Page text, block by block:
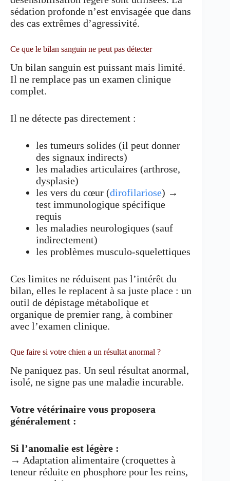
sédation profonde n’est envisagée que dans
des cas extrêmes d’agressivité.
Ce que le bilan sanguin ne peut pas détecter
Un bilan sanguin est puissant mais limité.
Il ne remplace pas un examen clinique
complet.
Il ne détecte pas directement :
les tumeurs solides (il peut donner
des signaux indirects)
les maladies articulaires (arthrose,
dysplasie)
les vers du cœur (dirofilariose) →
test immunologique spécifique
requis
les maladies neurologiques (sauf
indirectement)
les problèmes musculo-squelettiques
Ces limites ne réduisent pas l’intérêt du
bilan, elles le replacent à sa juste place : un
outil de dépistage métabolique et
organique de premier rang, à combiner
avec l’examen clinique.
Que faire si votre chien a un résultat anormal ?
Ne paniquez pas. Un seul résultat anormal,
isolé, ne signe pas une maladie incurable.
Votre vétérinaire vous proposera
généralement :
Si l’anomalie est légère :
→ Adaptation alimentaire (croquettes à
teneur réduite en phosphore pour les reins,